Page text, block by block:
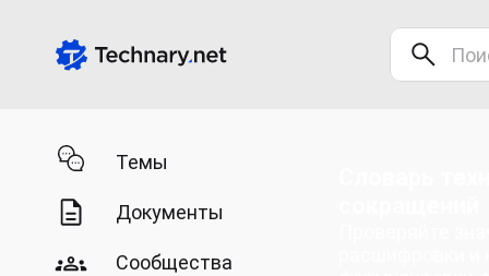
Темы
Документы
Сообщества